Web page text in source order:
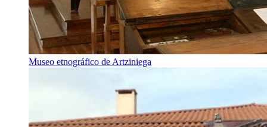
Museo etnográfico de Artziniega